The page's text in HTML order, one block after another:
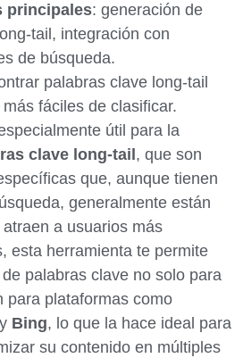
principales: generación de
tail, integración con
de búsqueda.
palabras clave long-tail
fáciles de clasificar.
útil para la
clave long-tail , que son
que, aunque tienen
generalmente están
a usuarios más
esta herramienta te permite
palabras clave no solo para
para plataformas como
Bing, lo que la hace ideal para
su contenido en múltiples